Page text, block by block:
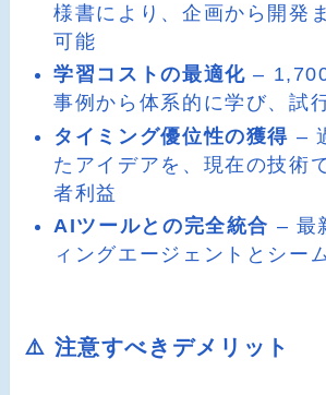
様書により、企画から開発
可能
学習コストの最適化 –
事例から体系的に学び、試
タイミング優位性の獲得 –
たアイデアを、現在の技術
者利益
AIツールとの完全統合 – 最
ィングエージェントとシー
⚠️ 注意すべきデメリット